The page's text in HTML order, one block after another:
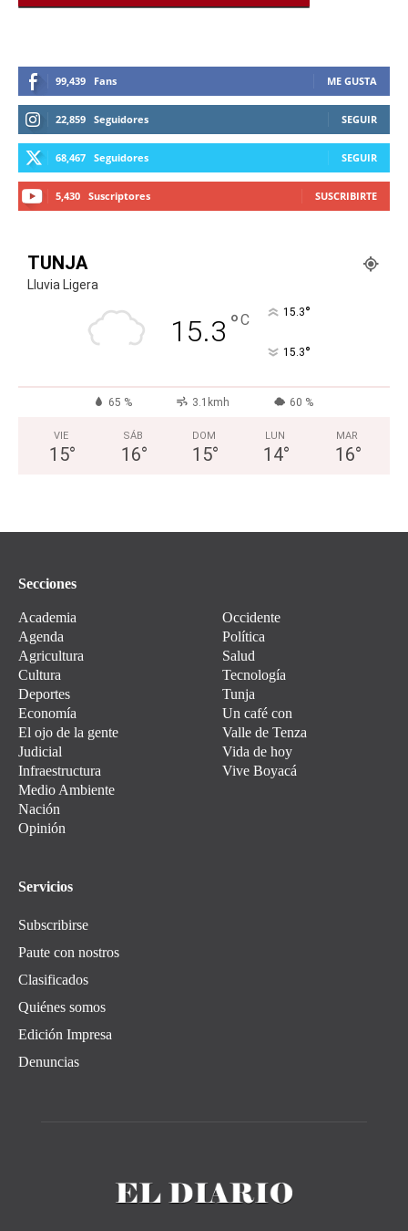
99,439 Fans ME GUSTA
22,859 Seguidores SEGUIR
68,467 Seguidores SEGUIR
5,430 Suscriptores SUSCRIBIRTE
TUNJA
Lluvia Ligera
15.3 °C 15.3°
15.3°
65 % 3.1kmh 60 %
VIE
15°
SÁB
16°
DOM
15°
LUN
14°
MAR
16°
Secciones
Academia
Agenda
Agricultura
Cultura
Deportes
Economía
El ojo de la gente
Judicial
Infraestructura
Medio Ambiente
Nación
Opinión
Occidente
Política
Salud
Tecnología
Tunja
Un café con
Valle de Tenza
Vida de hoy
Vive Boyacá
Servicios
Subscribirse
Paute con nostros
Clasificados
Quiénes somos
Edición Impresa
Denuncias